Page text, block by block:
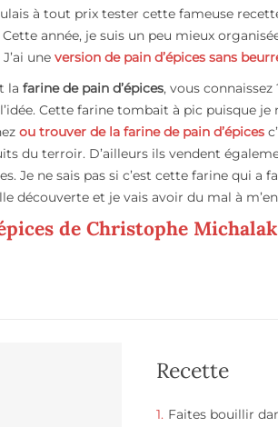
à tout prix tester cette fameuse
année, je suis un peu mieux
une version de pain d’épices sans
la farine de pain d’épices, vous
Cette farine tombait à pic puisque je
ou trouver de la farine de pain d’épices
du terroir. D’ailleurs ils vendent
Je ne sais pas si c’est cette farine qui a
découverte et je vais avoir du mal à
de Christophe Michalak
Recette
Faites bouillir